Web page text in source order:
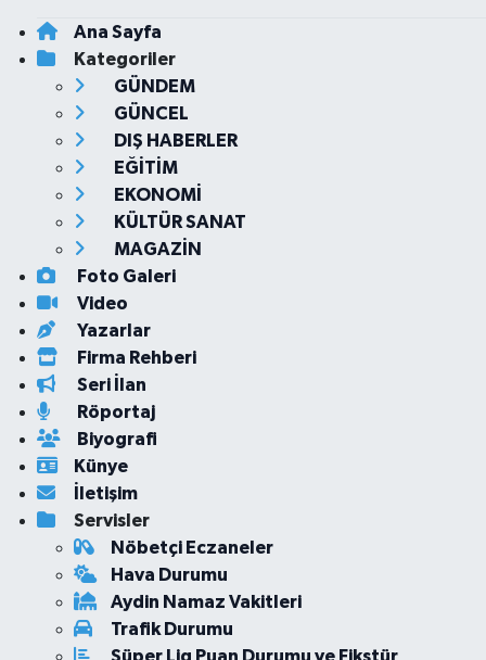
Ana Sayfa
Kategoriler
GÜNDEM
GÜNCEL
DIŞ HABERLER
EĞİTİM
EKONOMİ
KÜLTÜR SANAT
MAGAZİN
Foto Galeri
Video
Yazarlar
Firma Rehberi
Seri İlan
Röportaj
Biyografi
Künye
İletişim
Servisler
Nöbetçi Eczaneler
Hava Durumu
Aydin Namaz Vakitleri
Trafik Durumu
Süper Lig Puan Durumu ve Fikstür